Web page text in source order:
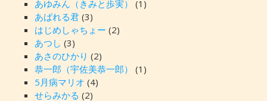
あゆみん（きみと歩実）
(1)
あばれる君(3)
はじめしゃちょー (2)
あつし (3)
あさのひかり (2)
恭一郎（宇佐美恭一郎）
(1)
5月病マリオ (4)
せらみかる (2)